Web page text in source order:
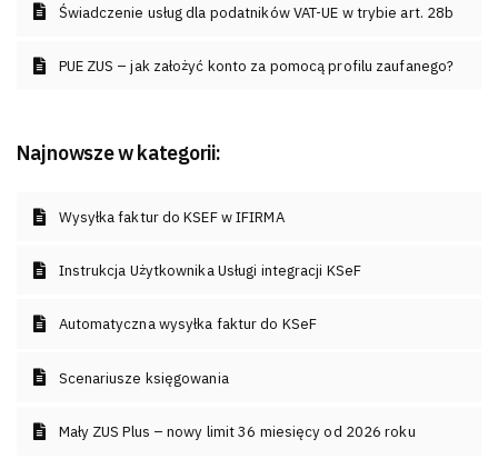
Świadczenie usług dla podatników VAT-UE w trybie art. 28b
PUE ZUS – jak założyć konto za pomocą profilu zaufanego?
Najnowsze w kategorii:
Wysyłka faktur do KSEF w IFIRMA
Instrukcja Użytkownika Usługi integracji KSeF
Automatyczna wysyłka faktur do KSeF
Scenariusze księgowania
Mały ZUS Plus – nowy limit 36 miesięcy od 2026 roku